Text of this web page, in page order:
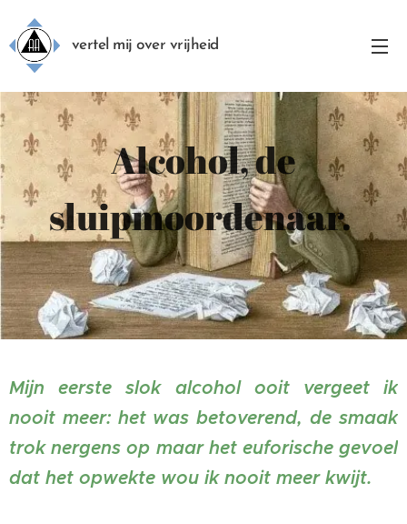
vertel mij over vrijheid
Alcohol, de
sluipmoordenaar.
Mijn eerste slok alcohol ooit vergeet ik
nooit meer: het was betoverend, de smaak
trok nergens op maar het euforische gevoel
dat het opwekte wou ik nooit meer kwijt.